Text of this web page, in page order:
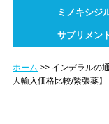
ミノキシジ
サプリメン
ホーム
インデラルの
人輸入価格比較/緊張薬】